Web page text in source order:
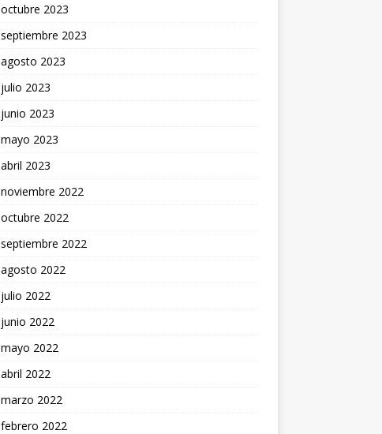
octubre 2023
septiembre 2023
agosto 2023
julio 2023
junio 2023
mayo 2023
abril 2023
noviembre 2022
octubre 2022
septiembre 2022
agosto 2022
julio 2022
junio 2022
mayo 2022
abril 2022
marzo 2022
febrero 2022